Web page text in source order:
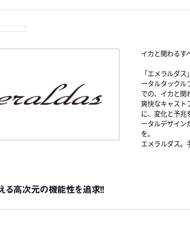
イカと関わるす
「エメラルダ
ータルタックル
での、イカと関
爽快なキャスト
に、変化と予兆
ータルデザイン
を。
エメラルダス。
高次元の機能性を追求！！